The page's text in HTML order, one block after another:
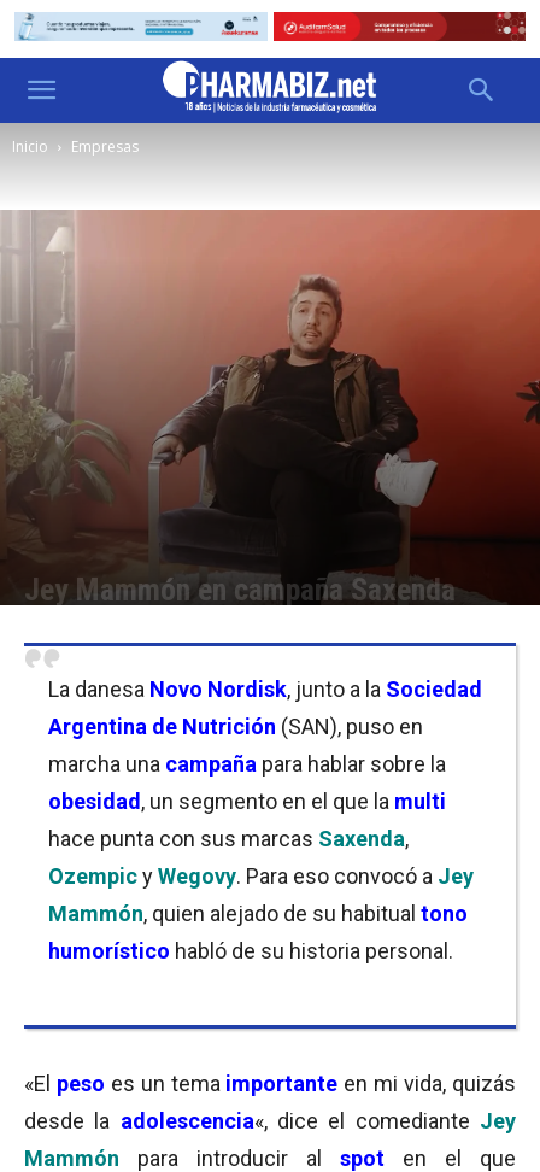
Inicio Empresas
Jey Mammón en campaña Saxenda
La danesa Novo Nordisk, junto a la Sociedad
Argentina de Nutrición (SAN), puso en
marcha una campaña para hablar sobre la
obesidad , un segmento en el que la multi
hace punta con sus marcas Saxenda,
OzempicyWegovy. Para eso convocó a Jey
Mammón, quien alejado de su habitual tono
humorístico habló de su historia personal.
«El peso es un tema importante en mi vida, quizás
desde la adolescencia«, dice el comediante Jey
Mammón para introducir al spot en el que